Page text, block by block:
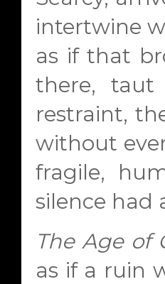
intertwine
as if that
there, taut
restraint,
without
fragile,
silence had
The Age of
as if a ruin